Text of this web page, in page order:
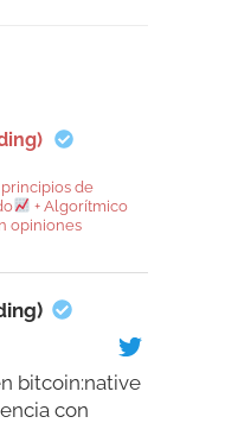
de
+ Algorítmico
opiniones
bitcoin:native
con